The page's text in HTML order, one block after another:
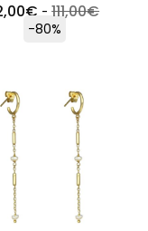
€ -111,00€
-80%